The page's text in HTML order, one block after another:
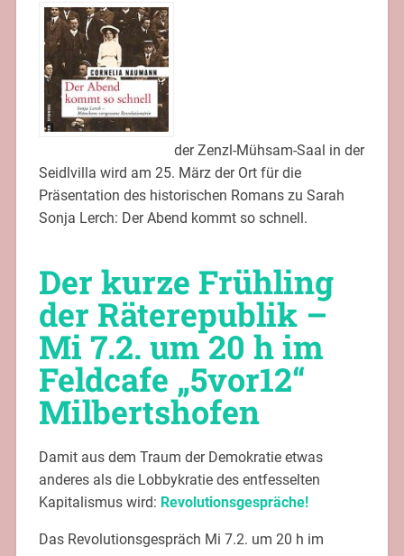
der Zenzl-Mühsam-Saal in der
Seidlvilla wird am 25. März der Ort für die
Präsentation des historischen Romans zu Sarah
Sonja Lerch: Der Abend kommt so schnell.
Der kurze Frühling
der Räterepublik –
Mi 7.2. um 20 h im
Feldcafe „5vor12“
Milbertshofen
Damit aus dem Traum der Demokratie etwas
anderes als die Lobbykratie des entfesselten
Kapitalismus wird: Revolutionsgespräche!
Das Revolutionsgespräch Mi 7.2. um 20 h im